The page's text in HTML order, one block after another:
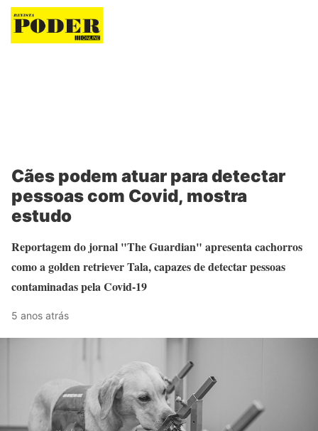
Revista Poder
Cães podem atuar para detectar
pessoas com Covid, mostra
estudo
Reportagem do jornal "The Guardian" apresenta cachorros
como a golden retriever Tala, capazes de detectar pessoas
contaminadas pela Covid-19
5 anos atrás